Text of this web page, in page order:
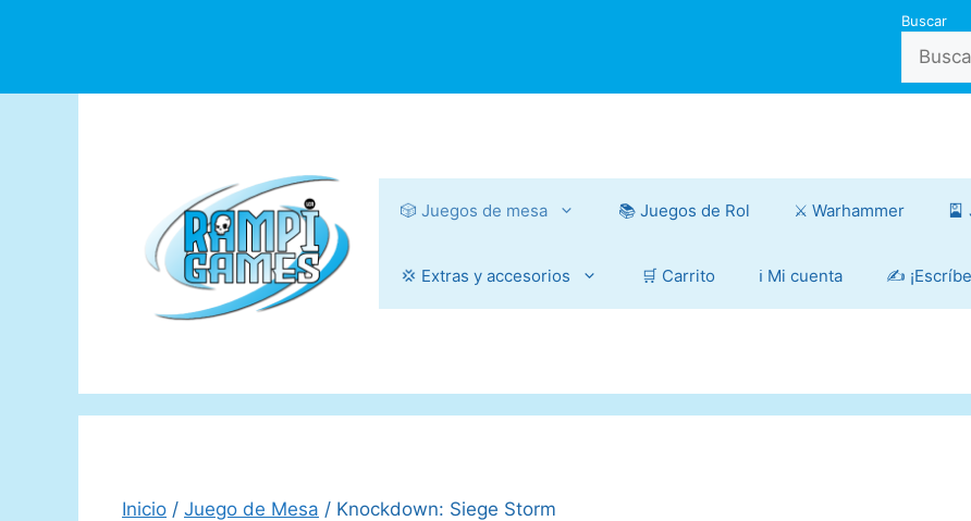
Buscar
🎲 Juegos de mesa 📚 Juegos de Rol ⚔️ Warhammer 🎴
💢 Extras y accesorios 🛒 Carrito ℹ️ Mi cuenta ✍️
Inicio / Juego de Mesa / Knockdown: Siege Storm